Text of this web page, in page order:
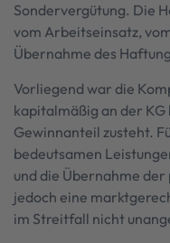
Sondervergütung. Die
vom Arbeitseinsatz,
Übernahme des
Vorliegend war die
kapitalmäßig an der KG
Gewinnanteil zusteht.
bedeutsamen
und die Übernahme
jedoch eine
im Streitfall nicht